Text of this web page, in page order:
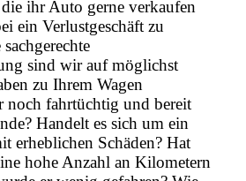
ihr Auto gerne verkaufen
ein Verlustgeschäft zu
sind wir auf möglichst
zu Ihrem Wagen
noch fahrtüchtig und bereit
Handelt es sich um ein
erheblichen Schäden? Hat
hohe Anzahl an Kilometern